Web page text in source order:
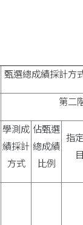
甄選總成績採計方
第二
學測成
績採計
方式
佔甄選
總成績
比例
指